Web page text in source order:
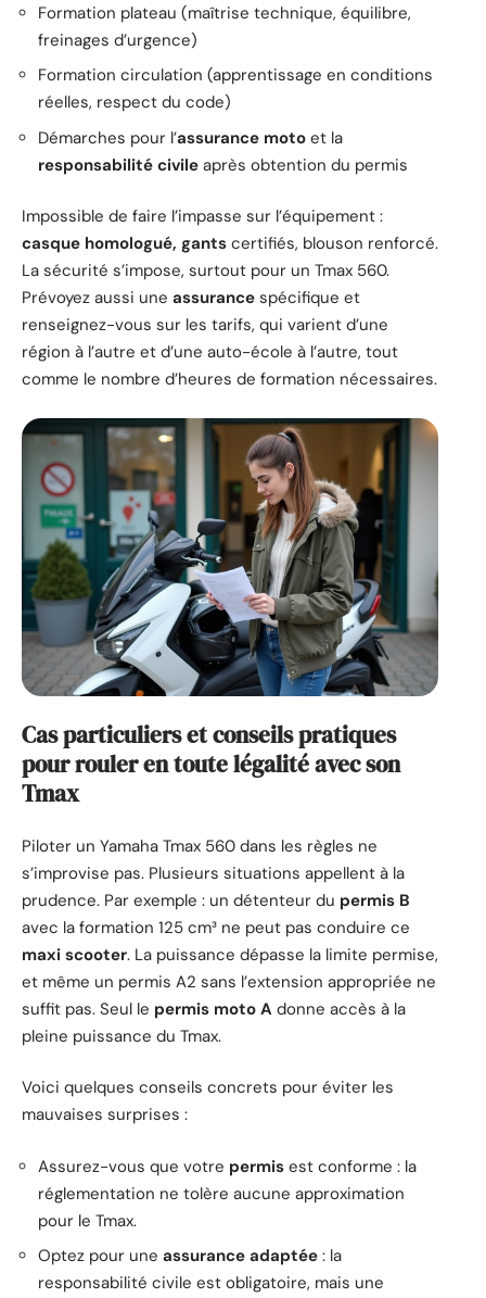
Formation plateau (maîtrise technique, équilibre,
freinages d’urgence)
Formation circulation (apprentissage en conditions
réelles, respect du code)
Démarches pour l’assurance moto et la
responsabilité civile après obtention du permis
Impossible de faire l’impasse sur l’équipement :
casque homologué, gants certifiés, blouson renforcé.
La sécurité s’impose, surtout pour un Tmax 560.
Prévoyez aussi une assurance spécifique et
renseignez-vous sur les tarifs, qui varient d’une
région à l’autre et d’une auto-école à l’autre, tout
comme le nombre d’heures de formation nécessaires.
Cas particuliers et conseils pratiques
pour rouler en toute légalité avec son
Tmax
Piloter un Yamaha Tmax 560 dans les règles ne
s’improvise pas. Plusieurs situations appellent à la
prudence. Par exemple : un détenteur du permis B
avec la formation 125 cm³ ne peut pas conduire ce
maxi scooter. La puissance dépasse la limite permise,
et même un permis A2 sans l’extension appropriée ne
suffit pas. Seul le permis moto A donne accès à la
pleine puissance du Tmax.
Voici quelques conseils concrets pour éviter les
mauvaises surprises :
Assurez-vous que votre permis est conforme : la
réglementation ne tolère aucune approximation
pour le Tmax.
Optez pour une assurance adaptée : la
responsabilité civile est obligatoire, mais une